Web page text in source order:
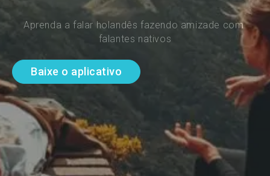
Aprenda a falar holandês fazendo amizade com
falantes nativos
Baixe o aplicativo